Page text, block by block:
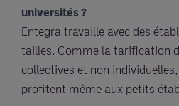
universités ?
Entegra travaille avec des
tailles. Comme la tarification
collectives et non
profitent même aux petits